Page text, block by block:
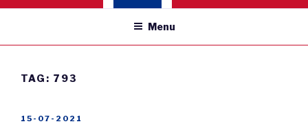
Menu
TAG: 793
POSTED
15-07-2021